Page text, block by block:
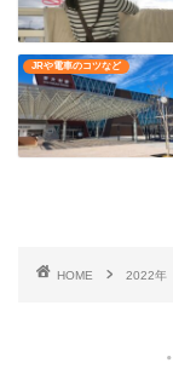
JRや電車のコツなど
HOME 2022年